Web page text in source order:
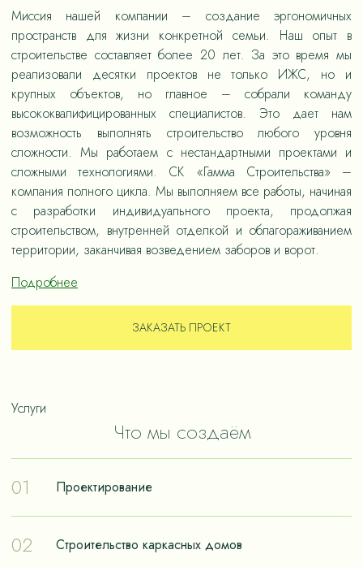
Миссия нашей компании – создание эргономичных
пространств для жизни конкретной семьи. Наш опыт в
строительстве составляет более 20 лет. За это время мы
реализовали десятки проектов не только ИЖС, но и
крупных объектов, но главное – собрали команду
высококвалифицированных специалистов. Это дает нам
возможность выполнять строительство любого уровня
сложности. Мы работаем с нестандартными проектами и
сложными технологиями. СК «Гамма Строительства» –
компания полного цикла. Мы выполняем все работы, начиная
с разработки индивидуального проекта, продолжая
строительством, внутренней отделкой и облагораживанием
территории, заканчивая возведением заборов и ворот.
Подробнее
ЗАКАЗАТЬ ПРОЕКТ
Услуги
Что мы создаём
01
Проектирование
реализации мечты о собственном доме. Чтобы дом
02 Строительство каркасных домов